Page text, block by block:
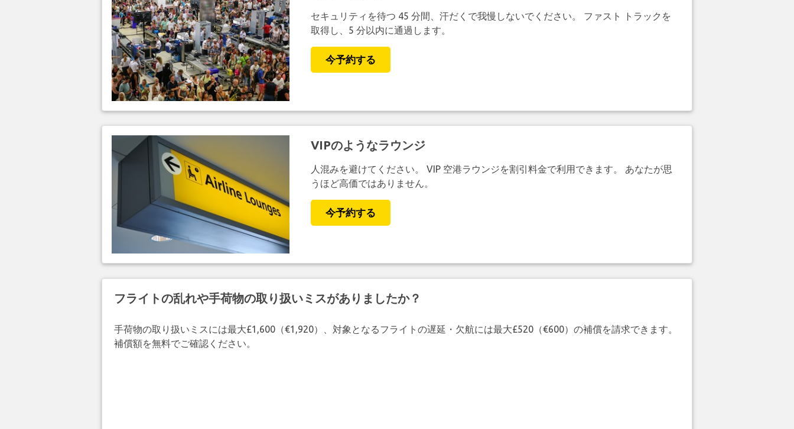
セキュリティを待つ 45 分間、汗だくで我慢しないでください。 ファスト トラックを
取得し、5 分以内に通過します。
今予約する
VIPのようなラウンジ
人混みを避けてください。 VIP 空港ラウンジを割引料金で利用できます。 あなたが思
うほど高価ではありません。
今予約する
フライトの乱れや手荷物の取り扱いミスがありましたか？
手荷物の取り扱いミスには最大£1,600（€1,920）、対象となるフライトの遅延・欠航には最大£520（€600）の補償を請求できます。
補償額を無料でご確認ください。